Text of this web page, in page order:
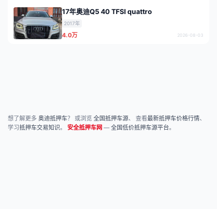
17年奥迪Q5 40 TFSI quattro
2017年
4.0万 2026-08-03
想了解更多 奥迪抵押车？ 或浏览 全国抵押车源、 查看最新抵押车价格行情、
学习抵押车交易知识。 安全抵押车网 — 全国低价抵押车源平台。